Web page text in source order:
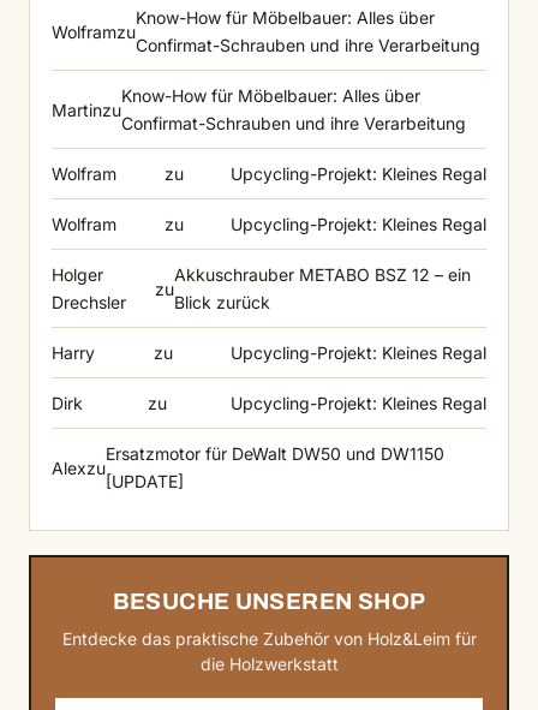
Wolframzu
Know-How für Möbelbauer: Alles über
Confirmat-Schrauben und ihre Verarbeitung
Martinzu
Know-How für Möbelbauer: Alles über
Confirmat-Schrauben und ihre Verarbeitung
Wolfram zu Upcycling-Projekt: Kleines Regal
Wolfram zu Upcycling-Projekt: Kleines Regal
Holger
Drechsler
zu
Akkuschrauber METABO BSZ 12 – ein
Blick zurück
Harry zu Upcycling-Projekt: Kleines Regal
Dirk zu Upcycling-Projekt: Kleines Regal
Alexzu
Ersatzmotor für DeWalt DW50 und DW1150
[UPDATE]
BESUCHE UNSEREN SHOP
Entdecke das praktische Zubehör von Holz&Leim für
die Holzwerkstatt